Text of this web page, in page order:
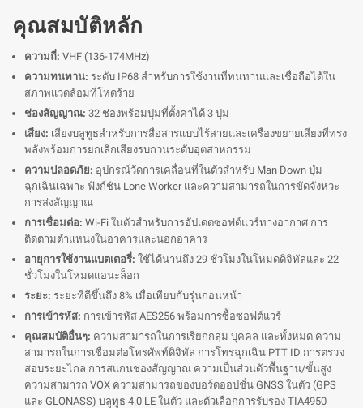
คุณสมบัติหลัก
ความถี่: VHF (136-174MHz)
ความทนทาน: ระดับ IP68 สำหรับการใช้งานที่ทนทานและเชื่อถือได้ใน
สภาพแวดล้อมที่โหดร้าย
ช่องสัญญาณ: 32 ช่องพร้อมปุ่มที่ตั้งค่าได้ 3 ปุ่ม
เสียง: เสียงบลูทูธสำหรับการสื่อสารแบบไร้สายและเครื่องขยายเสียงที่ทรง
พลังพร้อมการยกเลิกเสียงรบกวนระดับอุตสาหกรรม
ความปลอดภัย: อุปกรณ์วัดการเคลื่อนที่ในตัวสำหรับ Man Down ปุ่ม
ฉุกเฉินเฉพาะ ฟังก์ชัน Lone Worker และความสามารถในการขัดจังหวะ
การส่งสัญญาณ
การเชื่อมต่อ: Wi-Fi ในตัวสำหรับการอัปเดตซอฟต์แวร์ทางอากาศ การ
ติดตามตำแหน่งในอาคารและนอกอาคาร
อายุการใช้งานแบตเตอรี่: ใช้ได้นานถึง 29 ชั่วโมงในโหมดดิจิทัลและ 22
ชั่วโมงในโหมดแอนะล็อก
ระยะ: ระยะที่ดีขึ้นถึง 8% เมื่อเทียบกับรุ่นก่อนหน้า
การเข้ารหัส: การเข้ารหัส AES256 พร้อมการซื้อซอฟต์แวร์
คุณสมบัติอื่นๆ: ความสามารถในการเรียกกลุ่ม บุคคล และทั้งหมด ความ
สามารถในการเชื่อมต่อโทรศัพท์ดิจิทัล การโทรฉุกเฉิน PTT ID การตรวจ
สอบระยะไกล การสแกนช่องสัญญาณ ความเป็นส่วนตัวพื้นฐาน/ขั้นสูง
ความสามารถ VOX ความสามารถของบอร์ดออปชั่น GNSS ในตัว (GPS
และ GLONASS) บลูทูธ 4.0 LE ในตัว และตัวเลือกการรับรอง TIA4950